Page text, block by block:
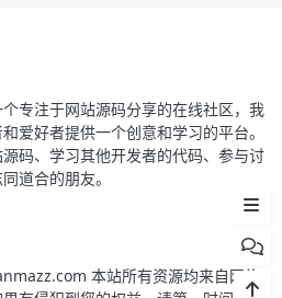
源码简介
码截图
码安装
专注于网站源码分享的在线社区，我
爱好者提供一个创意和学习的平台。
码、学习其他开发者的代码、参与讨
道合的朋友。
本站所有资源均来自网络